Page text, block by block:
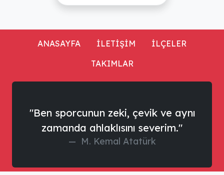
ANASAYFA İLETİŞİM
İLÇELER
TAKIMLAR
"Ben sporcunun zeki, çevik ve aynı
zamanda ahlaklısını severim."
M. Kemal Atatürk